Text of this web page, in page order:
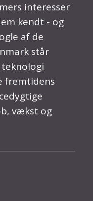
interesser
kendt - og
af de
står
fremtidens
vækst og